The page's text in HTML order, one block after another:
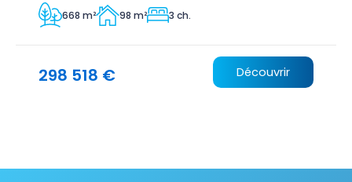
668 m² 98 m² 3 ch.
298 518 € Découvrir